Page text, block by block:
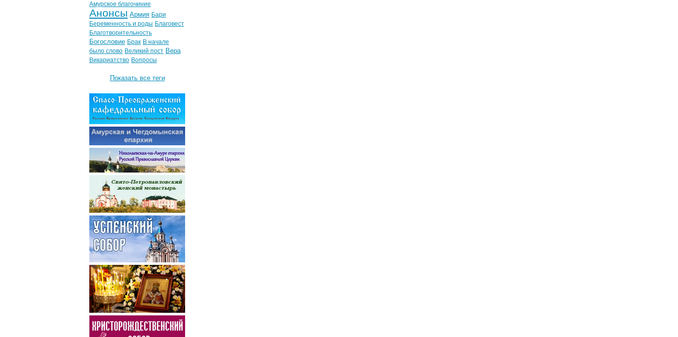
Амурское благочиние
Анонсы Армия Бари
Беременность и роды Благовест
Благотворительность
Богословие Брак В начале
было слово Великий пост Вера
Викариатство Вопросы
Показать все теги